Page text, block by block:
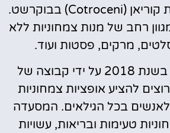
הממוקמת בשכונת קוריאן (Cotroceni) בבוקרשט.
רחב של מנות צמחוניות ללא
מרקים, פסטות ועוד.
המסעדה נוסדה בשנת 2018 על ידי קבוצה של
להציע אופציות צמחוניות
לאנשים בכל הגילאים. המסעדה
טעימות ובריאות, עשויות